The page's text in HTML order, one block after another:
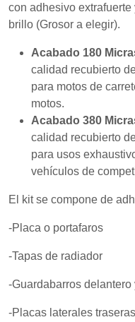
con adhesivo
brillo (Grosor a elegir).
Acabado 180
calidad recubierto
para motos de
motos.
Acabado 380
calidad recubierto
para usos
vehículos de
El kit se compone de
-Placa o portafaros
-Tapas de radiador
-Guardabarros delantero
-Placas laterales
Marketing
Al compartir tus
comportamiento
nuestro sitio,
aumentas la
posibilidad de
ofertas
personalizados.